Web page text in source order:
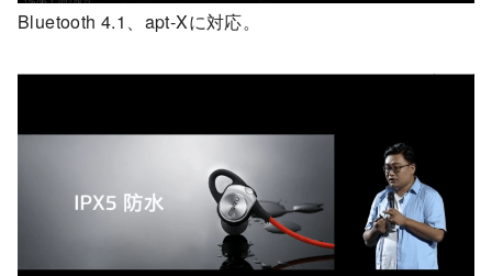
Bluetooth 4.1、apt-Xに対応。